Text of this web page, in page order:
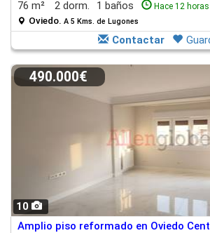
76 m² 2 dorm. 1 baños Hace 12 horas
Oviedo. A 5 Kms. de Lugones
Contactar
10
490.000€
Amplio piso reformado en Oviedo